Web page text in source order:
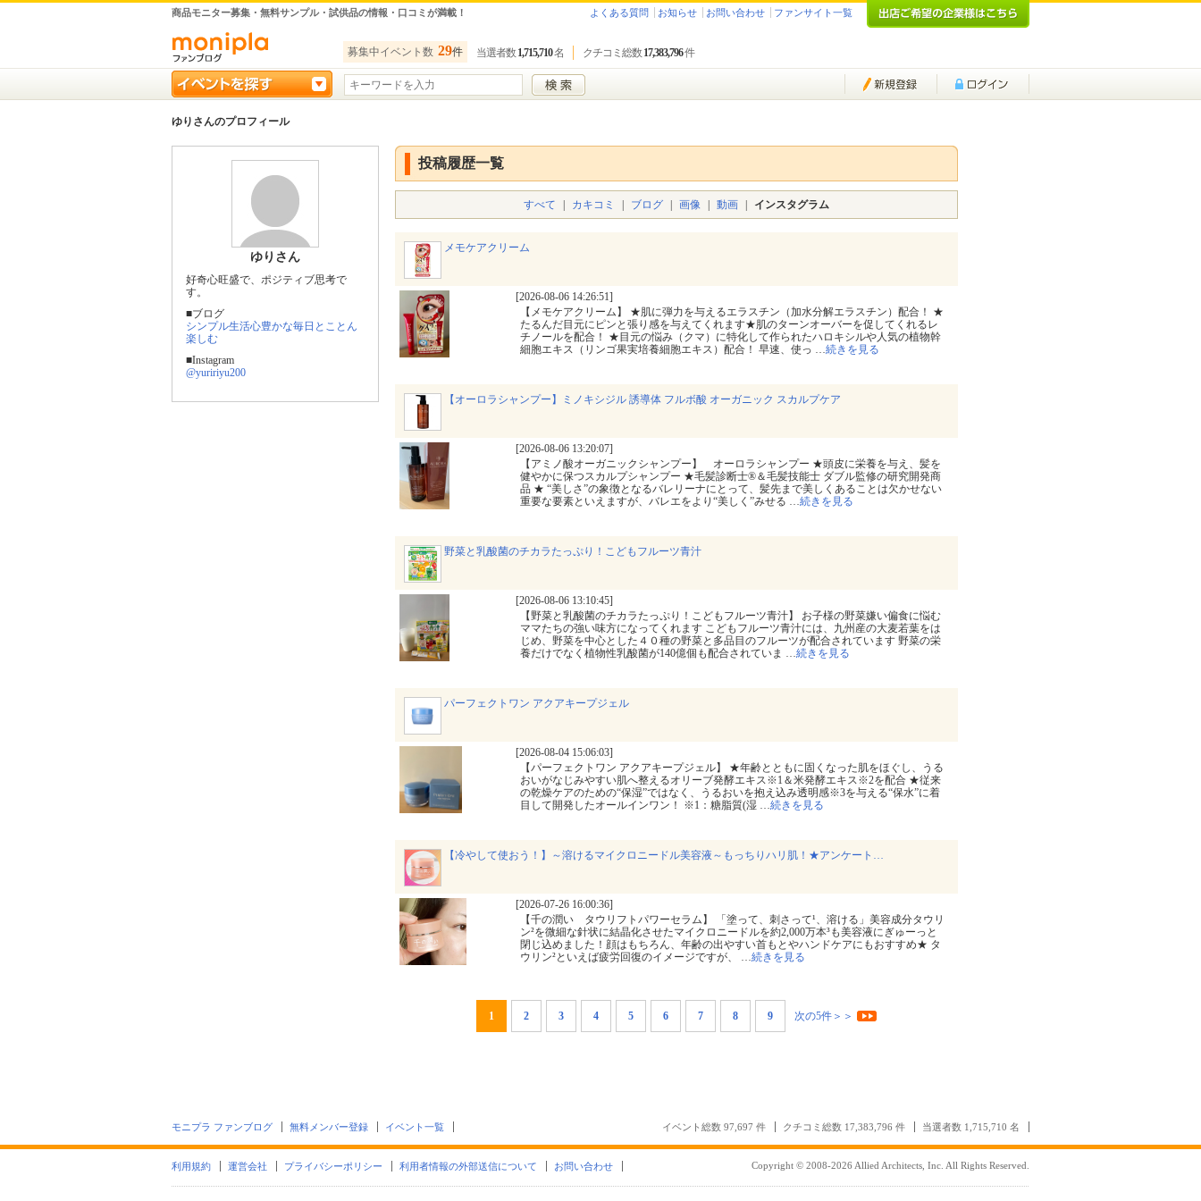
商品モニター募集・無料サンプル・試供品の情報・口コミが満載！ よくある質問 お知らせ お問い合わせ ファンサイト一覧
募集中イベント数 29件 当選者数 1,715,710名 クチコミ総数 17,383,796件
ゆりさんのプロフィール
ゆりさん
好奇心旺盛で、ポジティブ思考で
す。
■ブログ
シンプル生活心豊かな毎日とことん
楽しむ
■Instagram
@yuririyu200
投稿履歴一覧
すべて カキコミ ブログ 画像 動画 インスタグラム
メモケアクリーム
[2026-08-06 14:26:51]
【メモケアクリーム】 ★肌に弾力を与えるエラスチン（加水分解エラスチン）配合！ ★
たるんだ目元にピンと張り感を与えてくれます★肌のターンオーバーを促してくれるレ
チノールを配合！ ★目元の悩み（クマ）に特化して作られたハロキシルや人気の植物幹
細胞エキス（リンゴ果実培養細胞エキス）配合！ 早速、使っ …続きを見る
【オーロラシャンプー】ミノキシジル 誘導体 フルボ酸 オーガニック スカルプケア
[2026-08-06 13:20:07]
【アミノ酸オーガニックシャンプー】 オーロラシャンプー ★頭皮に栄養を与え、髪を
健やかに保つスカルプシャンプー ★毛髪診断士®＆毛髪技能士 ダブル監修の研究開発商
品 ★ “美しさ”の象徴となるバレリーナにとって、髪先まで美しくあることは欠かせない
重要な要素といえますが、バレエをより“美しく”みせる …続きを見る
野菜と乳酸菌のチカラたっぷり！こどもフルーツ青汁
[2026-08-06 13:10:45]
【野菜と乳酸菌のチカラたっぷり！こどもフルーツ青汁】 お子様の野菜嫌い偏食に悩む
ママたちの強い味方になってくれます こどもフルーツ青汁には、九州産の大麦若葉をは
じめ、野菜を中心とした４０種の野菜と多品目のフルーツが配合されています 野菜の栄
養だけでなく植物性乳酸菌が140億個も配合されていま …続きを見る
パーフェクトワン アクアキープジェル
[2026-08-04 15:06:03]
【パーフェクトワン アクアキープジェル】 ★年齢とともに固くなった肌をほぐし、うる
おいがなじみやすい肌へ整えるオリーブ発酵エキス※1＆米発酵エキス※2を配合 ★従来
の乾燥ケアのための“保湿”ではなく、うるおいを抱え込み透明感※3を与える“保水”に着
目して開発したオールインワン！ ※1：糖脂質(湿 …続きを見る
【冷やして使おう！】～溶けるマイクロニードル美容液～もっちりハリ肌！★アンケート…
[2026-07-26 16:00:36]
【千の潤い タウリフトパワーセラム】 「塗って、刺さって¹、溶ける」美容成分タウリ
ン²を微細な針状に結晶化させたマイクロニードルを約2,000万本³も美容液にぎゅーっと
閉じ込めました！顔はもちろん、年齢の出やすい首もとやハンドケアにもおすすめ★ タ
ウリン²といえば疲労回復のイメージですが、 …続きを見る
1 2 3 4 5 6 7 8 9 次の5件＞＞
モニプラ ファンブログ 無料メンバー登録 イベント一覧 イベント総数 97,697 件 クチコミ総数 17,383,796 件 当選者数 1,715,710 名
利用規約 運営会社 プライバシーポリシー 利用者情報の外部送信について お問い合わせ Copyright © 2008-2026 Allied Architects, Inc. All Rights Reserved.